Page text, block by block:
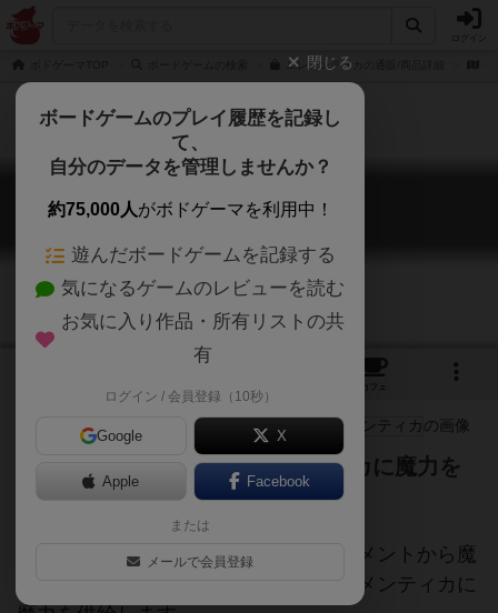
エレメンティカの通販/商品詳細
エレメンティカ
Elementica
カフェ
プラントを建設し、エレメンティカに魔力を
供給せよ
あなたは魔法技師として、様々なエレメントから魔
力を生み出すプラントを建設し、エレメンティカに
閉じる
ボードゲームのプレイ履歴を記録し
て、
自分のデータを管理しませんか？
約75,000人がボドゲーマを利用中！
遊んだボードゲームを記録する
気になるゲームのレビューを読む
お気に入り作品・所有リストの共
有
ログイン / 会員登録（10秒）
Google X
Apple Facebook
または
メールで会員登録